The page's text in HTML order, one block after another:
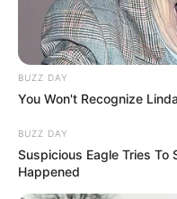
BUZZ DAY
You Won't Recognize
BUZZ DAY
Suspicious Eagle Tries
Happened